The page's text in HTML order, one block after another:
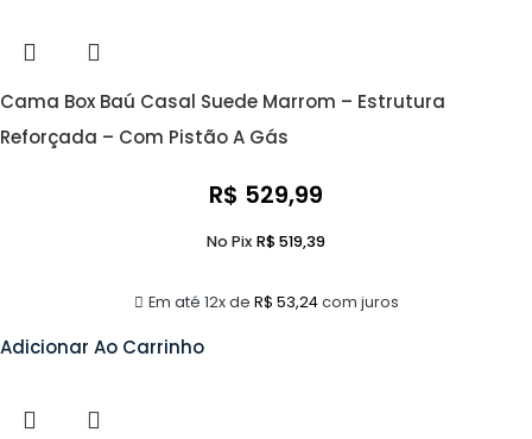
Cama Box Baú Casal Suede Marrom – Estrutura
Reforçada – Com Pistão A Gás
R$ 529,99
Em até 12x de R$ 53,24com juros
No Pix R$519,39
Adicionar Ao Carrinho